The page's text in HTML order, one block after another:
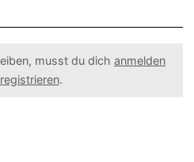
musst du dich anmelden
registrieren.